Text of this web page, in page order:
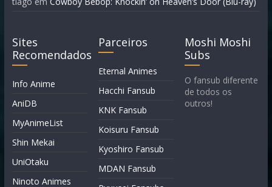
Sites
Recomendados
Info Anime
AniDB
MyAnimeList
Shin Mekai
UniOtaku
Ninoto Animes
Parceiros
Eternal Animes
Hacchi Fansub
KNK Fansub
Koisuru Fansub
Kyoshiro Fansub
MDAN Fansub
Moshi Moshi
Subs
O fansub diferente
de todos os
outros!